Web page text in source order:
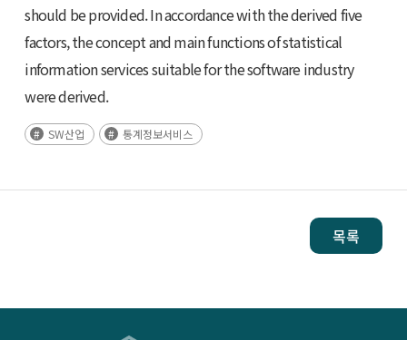
should be provided. In accordance with the derived five
factors, the concept and main functions of statistical
information services suitable for the software industry
were derived.
SW산업 통계정보서비스
목록